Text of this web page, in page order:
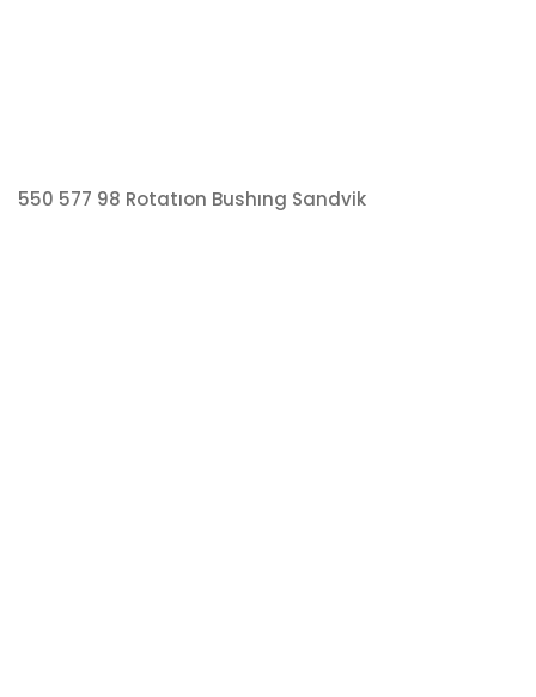
550 577 98 Rotatıon Bushıng Sandvik